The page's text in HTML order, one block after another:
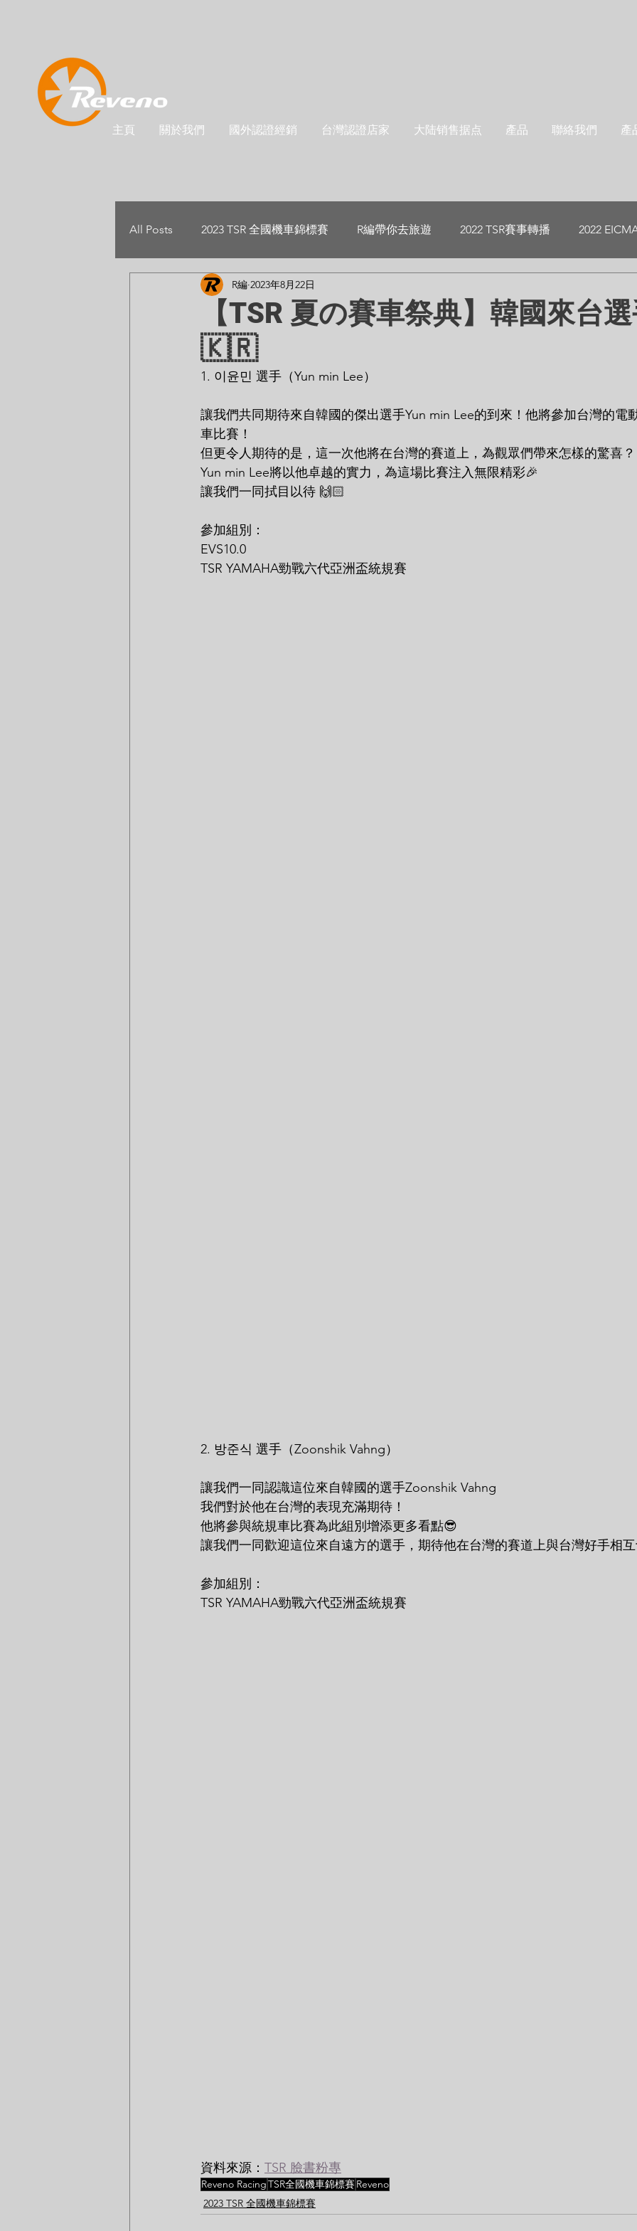
主頁 關於我們 國外認證經銷 台灣認證店家 大陆销售据点 產品 聯絡我們 產
All Posts 2023 TSR 全國機車錦標賽 R編帶你去旅遊 2022 TSR賽事轉播 2022
【TSR 夏の賽車祭典】韓國來台
🇰🇷
R編 2023年8月22日
1. 이윤민 選手（Yun min Lee）
讓我們共同期待來自韓國的傑出選手Yun min Lee的到來！他將參加台灣的電
車比賽！
但更令人期待的是，這一次他將在台灣的賽道上，為觀眾們帶來怎樣的驚喜？
Yun min Lee將以他卓越的實力，為這場比賽注入無限精彩🎉
讓我們一同拭目以待 🙌🏻
參加組別：
EVS10.0
TSR YAMAHA勁戰六代亞洲盃統規賽
2. 방준식 選手（Zoonshik Vahng）
讓我們一同認識這位來自韓國的選手Zoonshik Vahng
我們對於他在台灣的表現充滿期待！
他將參與統規車比賽為此組別增添更多看點😎
讓我們一同歡迎這位來自遠方的選手，期待他在台灣的賽道上與台灣好手相
參加組別：
TSR YAMAHA勁戰六代亞洲盃統規賽
資料來源： TSR 臉書粉專
Reveno RacingTSR全國機車錦標賽 Reveno
2023 TSR 全國機車錦標賽